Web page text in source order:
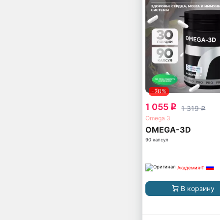
-20%
1 055 q 1 319q
Omega 3
OMEGA-3D
90 капсул
Академия-Т
В корзину